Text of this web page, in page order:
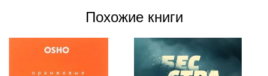
Похожие книги